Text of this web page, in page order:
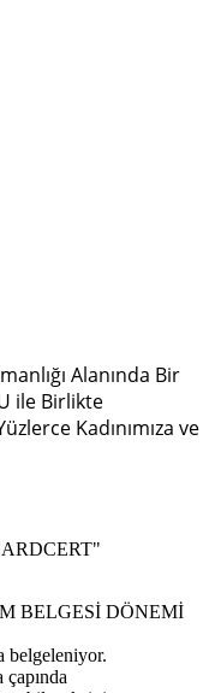
Alanında Bir
ile Birlikte
Kadınımıza ve
BELGESİ DÖNEMİ
belgeleniyor.